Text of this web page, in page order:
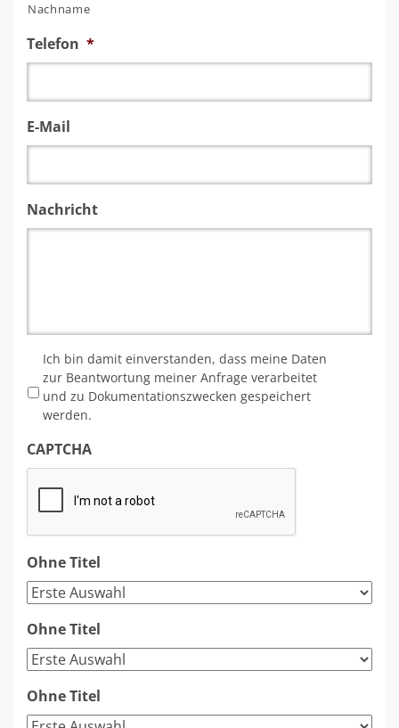
Nachname
Telefon *
E-Mail
Nachricht
Ich bin damit einverstanden, dass meine Daten
zur Beantwortung meiner Anfrage verarbeitet
und zu Dokumentationszwecken gespeichert
werden.
CAPTCHA
Ohne Titel
Ohne Titel
Ohne Titel